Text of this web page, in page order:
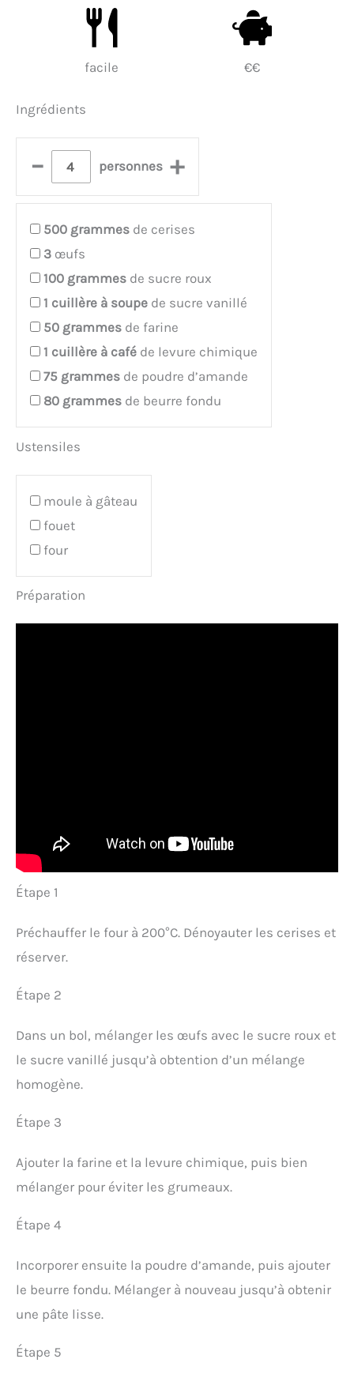
facile €€
Ingrédients
– personnes +
500 grammes de cerises
3 œufs
100 grammes de sucre roux
1 cuillère à soupe de sucre vanillé
50 grammes de farine
1 cuillère à café de levure chimique
75 grammes de poudre d’amande
80 grammes de beurre fondu
Ustensiles
moule à gâteau
fouet
four
Préparation
Étape 1
Préchauffer le four à 200°C. Dénoyauter les cerises et
réserver.
Étape 2
Dans un bol, mélanger les œufs avec le sucre roux et
le sucre vanillé jusqu’à obtention d’un mélange
homogène.
Étape 3
Ajouter la farine et la levure chimique, puis bien
mélanger pour éviter les grumeaux.
Étape 4
Incorporer ensuite la poudre d’amande, puis ajouter
le beurre fondu. Mélanger à nouveau jusqu’à obtenir
une pâte lisse.
Étape 5